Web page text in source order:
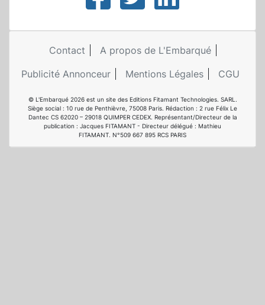
Contact
A propos de L'Embarqué
Publicité Annonceur
Mentions Légales CGU
© L'Embarqué 2026 est un site des Editions Fitamant Technologies. SARL.
Siège social : 10 rue de Penthièvre, 75008 Paris. Rédaction : 2 rue Félix Le
Dantec CS 62020 – 29018 QUIMPER CEDEX. Représentant/Directeur de la
publication : Jacques FITAMANT - Directeur délégué : Mathieu
FITAMANT. N°509 667 895 RCS PARIS